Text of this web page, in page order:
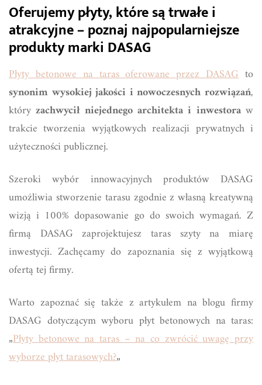
Oferujemy płyty, które są trwałe i
atrakcyjne – poznaj najpopularniejsze
produkty marki DASAG
Płyty betonowe na taras oferowane przez DASAG to
synonim wysokiej jakości i nowoczesnych rozwiązań,
któryzachwycił niejednego architekta i inwestoraw
trakcie tworzenia wyjątkowych realizacji prywatnych i
użyteczności publicznej.
Szeroki wybór innowacyjnych produktów DASAG
umożliwia stworzenie tarasu zgodnie z własną kreatywną
wizją i 100% dopasowanie go do swoich wymagań. Z
firmą DASAG zaprojektujesz taras szyty na miarę
inwestycji. Zachęcamy do zapoznania się z wyjątkową
ofertą tej firmy.
Warto zapoznać się także z artykułem na blogu firmy
DASAG dotyczącym wyboru płyt betonowych na taras:
„Płyty betonowe na taras – na co zwrócić uwagę przy
wyborze płyt tarasowych?„